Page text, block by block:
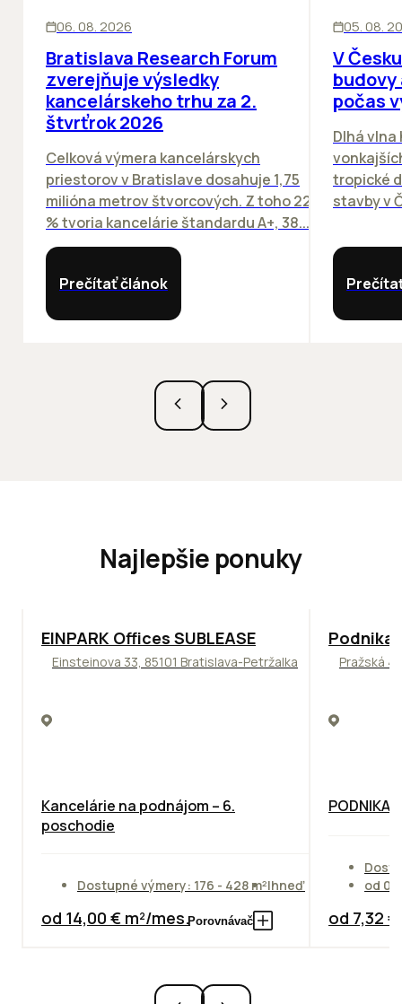
06. 08. 2026
Bratislava Research Forum
zverejňuje výsledky
kancelárskeho trhu za 2.
štvrťrok 2026
Celková výmera kancelárskych
priestorov v Bratislave dosahuje 1,75
milióna metrov štvorcových. Z toho 22
% tvoria kancelárie štandardu A+, 38...
Prečítať článok
05. 08.
V
počas
Dlhá
tropické
stavby v
Najlepšie ponuky
TOP ODPORÚČAME
EINPARK Offices SUBLEASE
Einsteinova 33, 85101 Bratislava-Petržalka
Kancelárie na podnájom – 6.
poschodie
Dostupné výmery: 176 - 428 m²Ihneď
od 14,00 € m²/mes.Porovnávač
Pražská
od
od 7,32